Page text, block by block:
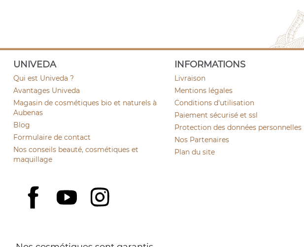
UNIVEDA
Qui est Univeda ?
Avantages Univeda
Magasin de cosmétiques bio et naturels à
Aubenas
Blog
Formulaire de contact
Nos conseils beauté, cosmétiques et
maquillage
INFORMATIONS
Livraison
Mentions légales
Conditions d'utilisation
Paiement sécurisé et ssl
Protection des données personnelles
Nos Partenaires
Plan du site
Facebook
YouTube